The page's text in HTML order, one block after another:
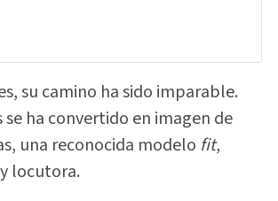
su camino ha sido imparable.
se ha convertido en imagen de
una reconocida modelo fit,
locutora.